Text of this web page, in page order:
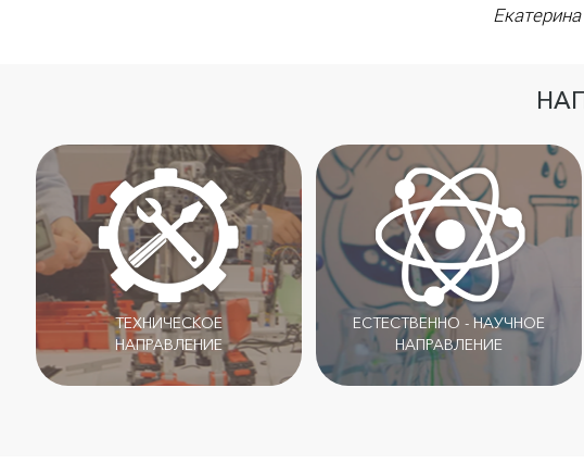
ТЕХНИЧЕСКОЕ
НАПРАВЛЕНИЕ
ЕСТЕСТВЕННО - НАУЧНОЕ
НАПРАВЛЕНИЕ